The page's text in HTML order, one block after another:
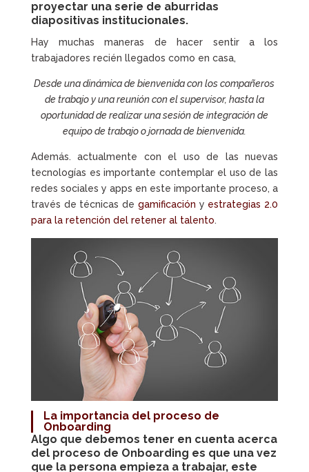
proyectar una serie de aburridas
diapositivas institucionales.
Hay muchas maneras de hacer sentir a los
trabajadores recién llegados como en casa,
Desde una dinámica de bienvenida con los compañeros
de trabajo y una reunión con el supervisor, hasta la
oportunidad de realizar una sesión de integración de
equipo de trabajo o jornada de bienvenida.
Además. actualmente con el uso de las nuevas
tecnologías es importante contemplar el uso de las
redes sociales y apps en este importante proceso, a
través de técnicas de gamificación y estrategias 2.0
para la retención del retener al talento.
La importancia del proceso de
Onboarding
Algo que debemos tener en cuenta acerca
del proceso de Onboarding es que una vez
que la persona empieza a trabajar, este